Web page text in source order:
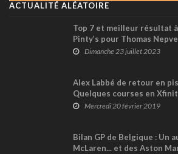
ACTUALITÉ ALÉATOIRE
Top 7 et meilleur résultat à
Pinty’s pour Thomas
Dimanche 23 juillet 2023
Alex Labbé de retour en
Quelques courses en
en Pinty's comme objectif
Mercredi 20 février 2019
Bilan GP de Belgique : Un
McLaren... et des Aston